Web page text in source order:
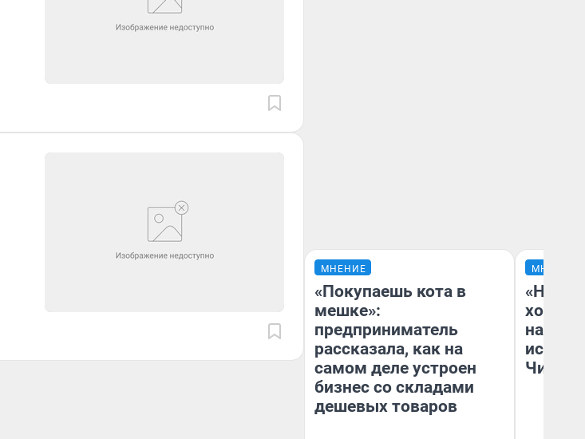
МНЕНИЕ
«Покупаешь кота в
мешке»:
предприниматель
рассказала, как на
самом деле устроен
бизнес со складами
дешевых товаров
МНЕНИЕ
Читы